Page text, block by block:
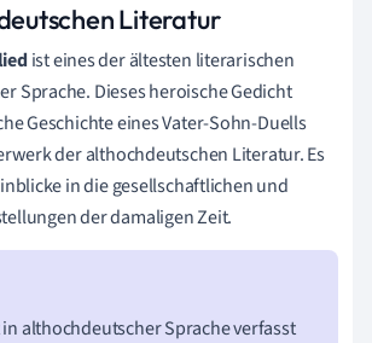
Literatur
ist eines der ältesten literarischen
Sprache. Dieses heroische Gedicht
Geschichte eines Vater-Sohn-Duells
der althochdeutschen Literatur. Es
in die gesellschaftlichen und
der damaligen Zeit.
in althochdeutscher Sprache verfasst